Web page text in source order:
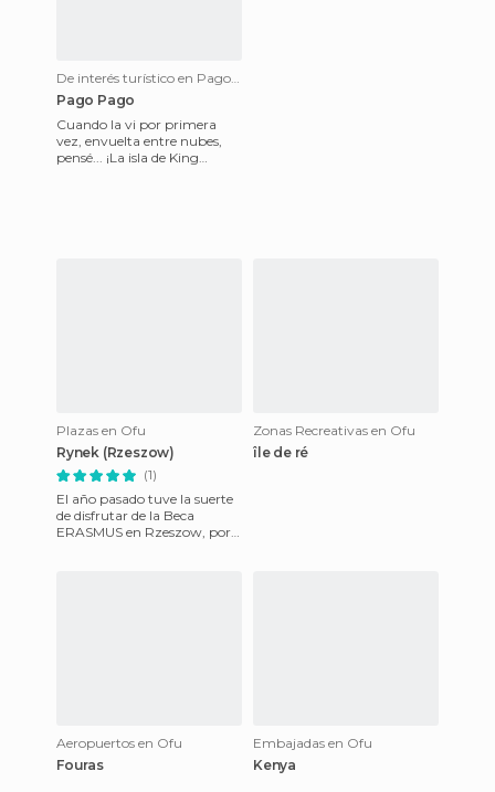
De interés turístico en Pago Pago
Pago Pago
Cuando la vi por primera
vez, envuelta entre nubes,
pensé... ¡La isla de King
Plazas en Ofu
Rynek (Rzeszow)
(1)
El año pasado tuve la suerte
de disfrutar de la Beca
ERASMUS en Rzeszow, por
Zonas Recreativas en Ofu
île de ré
Aeropuertos en Ofu
Fouras
Embajadas en Ofu
Kenya